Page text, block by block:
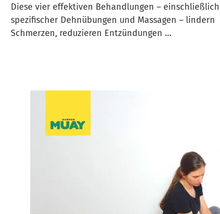
Diese vier effektiven Behandlungen – einschließlich
spezifischer Dehnübungen und Massagen – lindern
Schmerzen, reduzieren Entzündungen …